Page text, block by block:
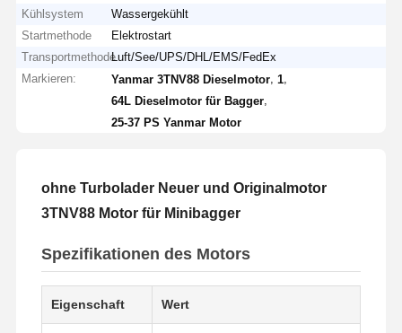
Kühlsystem
Wassergekühlt
Startmethode
Elektrostart
TransportmethodeLuft/See/UPS/DHL/EMS/FedEx
Markieren:
Yanmar 3TNV88 Dieselmotor ,1
64L Dieselmotor für Bagger
25-37 PS Yanmar Motor
ohne Turbolader Neuer und Originalmotor
3TNV88 Motor für Minibagger
Spezifikationen des Motors
Eigenschaft Wert